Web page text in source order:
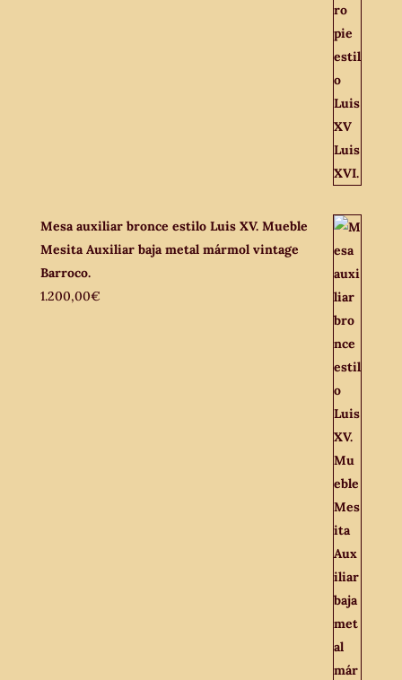
Mesa auxiliar bronce estilo Luis XV. Mueble
Mesita Auxiliar baja metal mármol vintage
Barroco.
1.200,00€